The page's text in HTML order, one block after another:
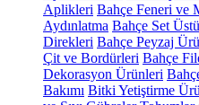
Aplikleri Bahçe Feneri ve
Aydınlatma Bahçe Set
Direkleri Bahçe Peyzaj
Çit ve Bordürleri Bahçe
Dekorasyon Ürünleri
Bakımı Bitki Yetiştirme